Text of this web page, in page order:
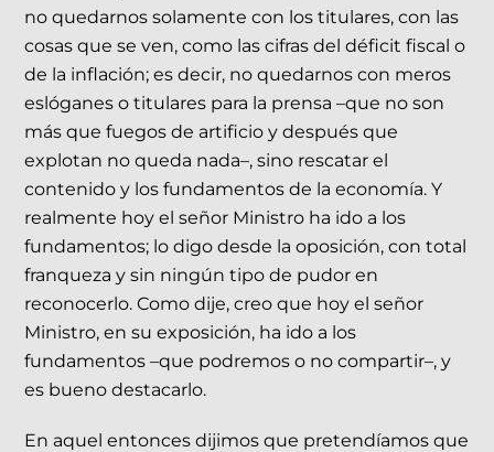
no quedarnos solamente con los titulares, con las
cosas que se ven, como las cifras del déficit fiscal o
de la inflación; es decir, no quedarnos con meros
eslóganes o titulares para la prensa –que no son
más que fuegos de artificio y después que
explotan no queda nada–, sino rescatar el
contenido y los fundamentos de la economía. Y
realmente hoy el señor Ministro ha ido a los
fundamentos; lo digo desde la oposición, con total
franqueza y sin ningún tipo de pudor en
reconocerlo. Como dije, creo que hoy el señor
Ministro, en su exposición, ha ido a los
fundamentos –que podremos o no compartir–, y
es bueno destacarlo.
En aquel entonces dijimos que pretendíamos que